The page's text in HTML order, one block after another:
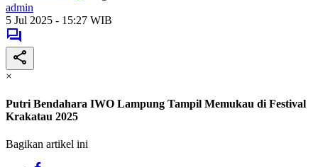
admin
5 Jul 2025 - 15:27 WIB
×
Putri Bendahara IWO Lampung Tampil Memukau di Festival
Krakatau 2025
Bagikan artikel ini